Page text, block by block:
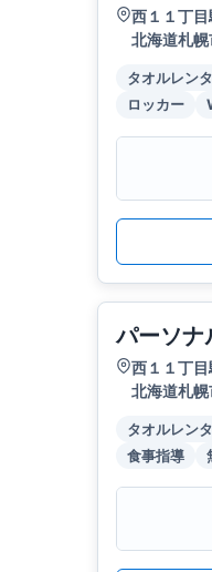
西１１丁
北海道札
タオルレン
ロッカー
パーソナ
西１１丁
北海道札
タオルレン
食事指導